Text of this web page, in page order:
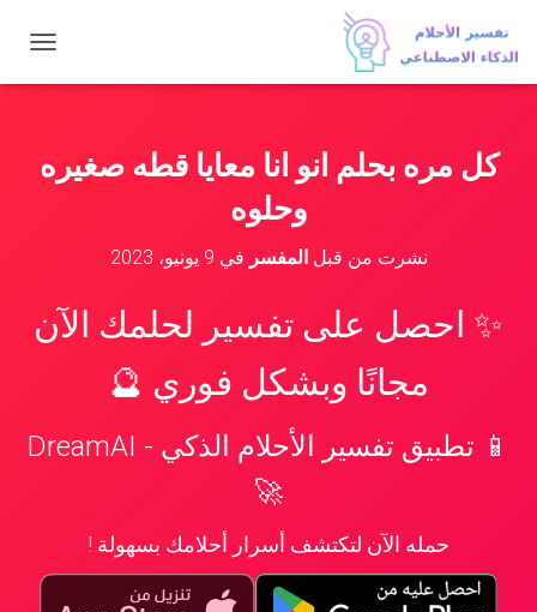
ب
اكل مره بحلم انو انا معايا قطه صغيره
وحلوه
نشرت من قبلالمفسر في 9 يونيو، 2023
✨ احصل على تفسير لحلمك الآن
مجانًا وبشكل فوري 🔮
📱 تطبيق تفسير الأحلام الذكي - DreamAI
🚀
حمله الآن لتكتشف أسرار أحلامك بسهولة !